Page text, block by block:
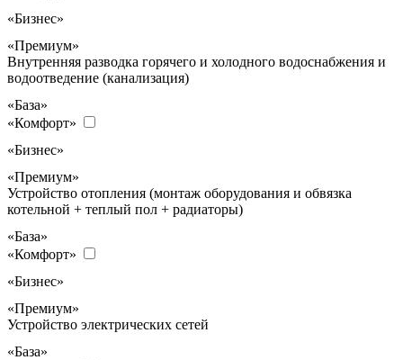
«Бизнес»
«Премиум»
Внутренняя разводка горячего и холодного водоснабжения и
водоотведение (канализация)
«База»
«Комфорт»
«Бизнес»
«Премиум»
Устройство отопления (монтаж оборудования и обвязка
котельной + теплый пол + радиаторы)
«База»
«Комфорт»
«Бизнес»
«Премиум»
Устройство электрических сетей
«База»